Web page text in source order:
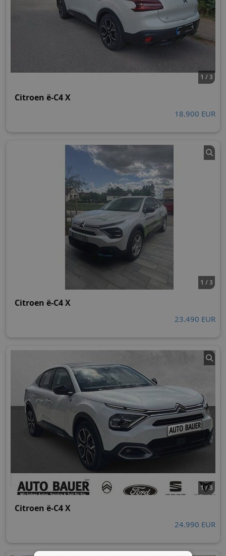
1 / 3
Citroen ë-C4 X
18.900 EUR
1 / 3
Citroen ë-C4 X
23.490 EUR
1 / 3
Citroen ë-C4 X
24.990 EUR